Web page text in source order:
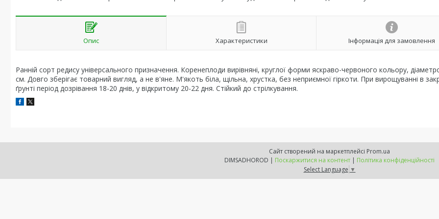
Опис Характеристики Інформація для замовлення
Ранній сорт редису універсального призначення. Коренеплоди вирівняні, круглої форми яскраво-червоного кольору,
см. Довго зберігає товарний вигляд, а не в'яне. М'якоть біла, щільна, хрустка, без неприємної гіркоти. При вирощуванні в
ґрунті період дозрівання 18-20 днів, у відкритому 20-22 дня. Стійкий до стрілкування.
Сайт створений на маркетплейсі Prom.ua
DIMSADHOROD | Поскаржитися на контент | Політика конфіденційності
Select Language ▼